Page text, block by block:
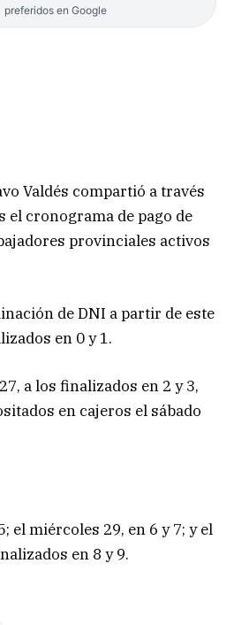
preferidos en Google
Valdés compartió a través
el cronograma de pago de
provinciales activos
de DNI a partir de este
en 0 y 1.
a los finalizados en 2 y 3,
en cajeros el sábado
el miércoles 29, en 6 y 7; y el
en 8 y 9.